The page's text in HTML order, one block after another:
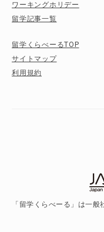
ワーキングホリデー
留学記事一覧
留学くらべーるTOP
サイトマップ
利用規約
「留学くらべーる」は一